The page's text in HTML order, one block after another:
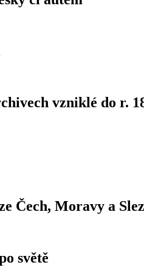
vzniklé do r.
Čech, Moravy a
světě